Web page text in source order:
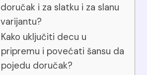
doručak i za slatku i za slanu
varijantu?
Kako uključiti decu u
pripremu i povećati šansu da
pojedu doručak?